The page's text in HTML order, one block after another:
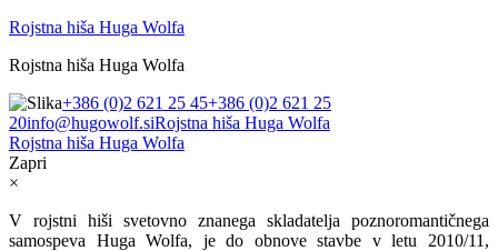
Rojstna hiša Huga Wolfa
Rojstna hiša Huga Wolfa
+386 (0)2 621 25 45+386 (0)2 621 25
20info@hugowolf.siRojstna hiša Huga Wolfa
Rojstna hiša Huga Wolfa
Zapri
×
V rojstni hiši svetovno znanega skladatelja poznoromantičnega
samospeva Huga Wolfa, je do obnove stavbe v letu 2010/11,